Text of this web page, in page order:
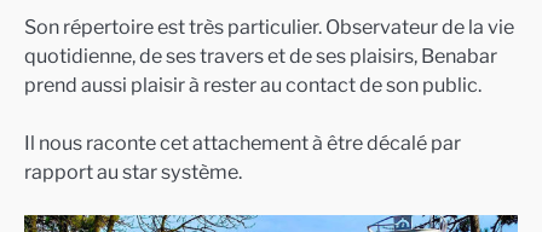
Son répertoire est très particulier. Observateur de la vie
quotidienne, de ses travers et de ses plaisirs, Benabar
prend aussi plaisir à rester au contact de son public.
Il nous raconte cet attachement à être décalé par
rapport au star système.